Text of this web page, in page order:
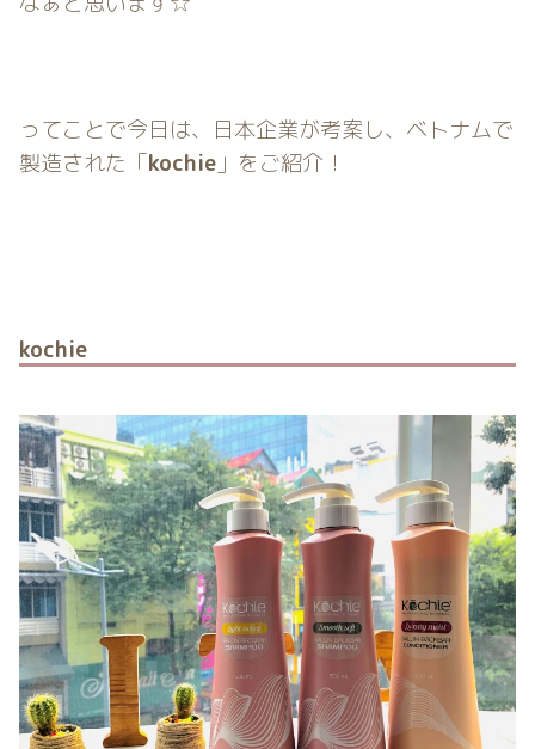
ってことで今日は、日本企業が考案し、ベトナムで
製造された「kochie 」をご紹介！
kochie